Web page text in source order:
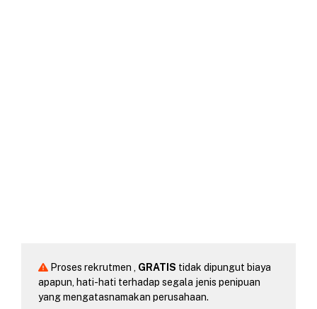
Proses rekrutmen , GRATIS tidak dipungut biaya
apapun, hati-hati terhadap segala jenis penipuan
yang mengatasnamakan perusahaan.